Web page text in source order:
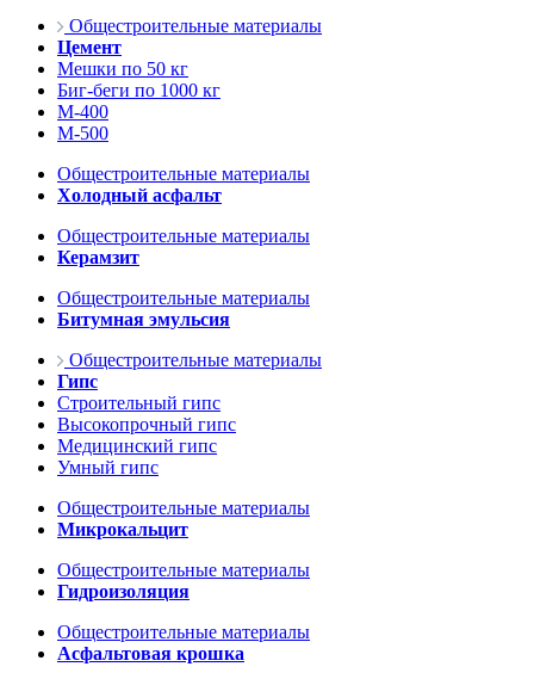
Общестроительные материалы
Цемент
Мешки по 50 кг
Биг-беги по 1000 кг
М-400
М-500
Общестроительные материалы
Холодный асфальт
Общестроительные материалы
Керамзит
Общестроительные материалы
Битумная эмульсия
Общестроительные материалы
Гипс
Строительный гипс
Высокопрочный гипс
Медицинский гипс
Умный гипс
Общестроительные материалы
Микрокальцит
Общестроительные материалы
Гидроизоляция
Общестроительные материалы
Асфальтовая крошка